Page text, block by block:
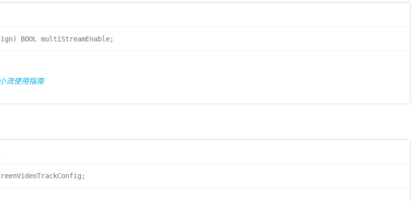
BOOL multiStreamEnable;
流使用指南